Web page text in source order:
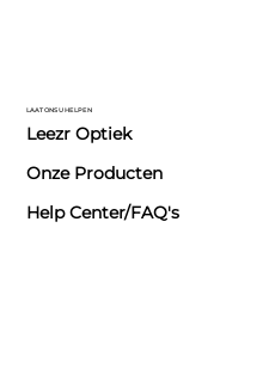
LAAT ONS U HELPEN
Leezr Optiek
Onze Producten
Help Center/FAQ's